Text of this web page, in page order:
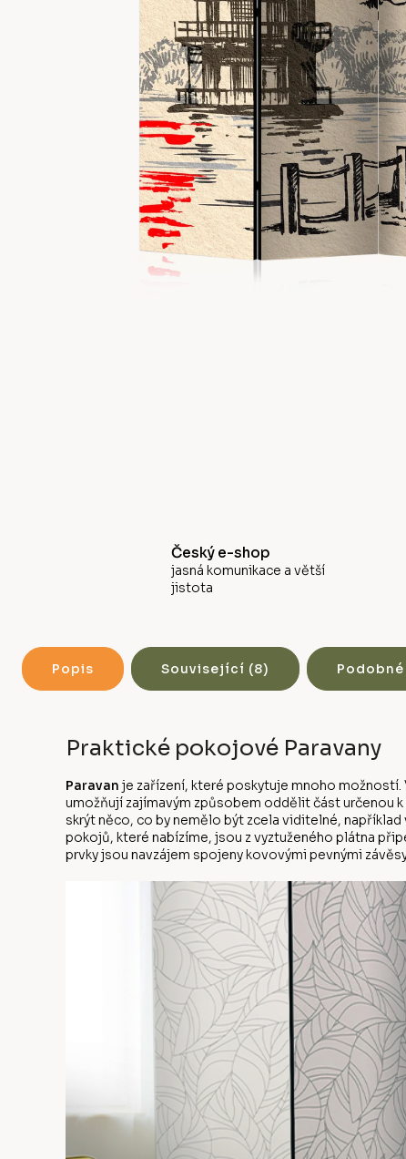
Český e-shop
jasná komunikace a větší
jistota
Popis Související (8) Podobné
Praktické pokojové Paravany
Paravan je zařízení, které poskytuje mnoho
umožňují zajímavým způsobem oddělit část určenou
skrýt něco, co by nemělo být zcela viditelné,
pokojů, které nabízíme, jsou z vyztuženého plátna
prvky jsou navzájem spojeny kovovými pevnými